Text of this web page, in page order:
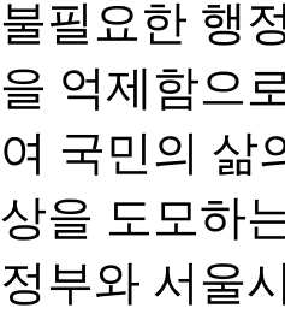
불필요한 행
을 억제함으
여 국민의 삶
상을 도모하
정부와 서울